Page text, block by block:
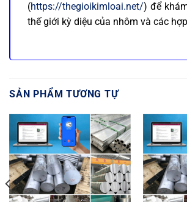
(https://thegioikimloai.net/) để
thế giới kỳ diệu của nhôm và các
SẢN PHẨM TƯƠNG TỰ